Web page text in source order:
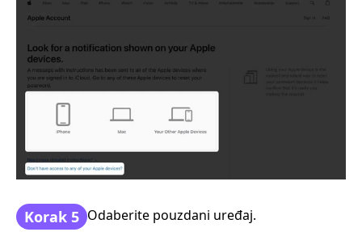
Korak 5 Odaberite pouzdani uređaj.